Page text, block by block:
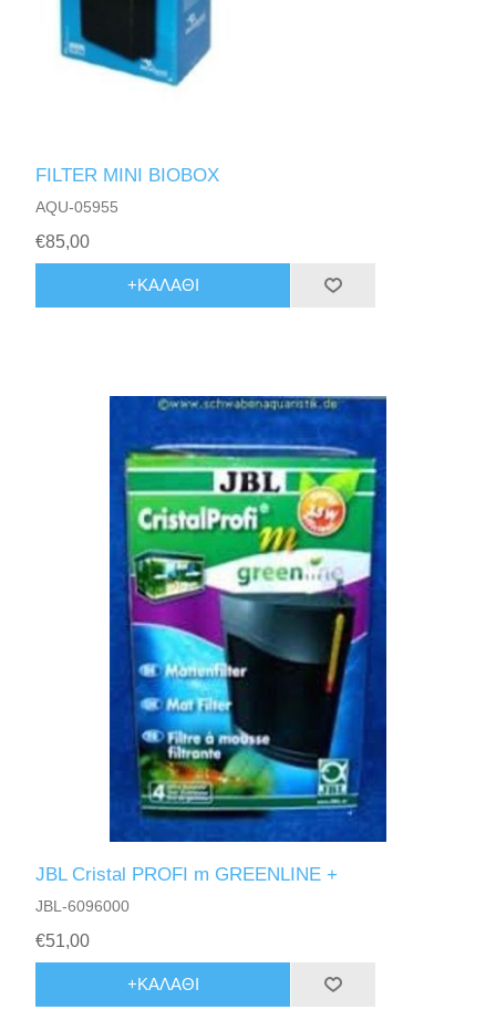
FILTER MINI BIOBOX
AQU-05955
€85,00
+ΚΑΛΆΘΙ
JBL Cristal PROFI m GREENLINE +
JBL-6096000
€51,00
+ΚΑΛΆΘΙ